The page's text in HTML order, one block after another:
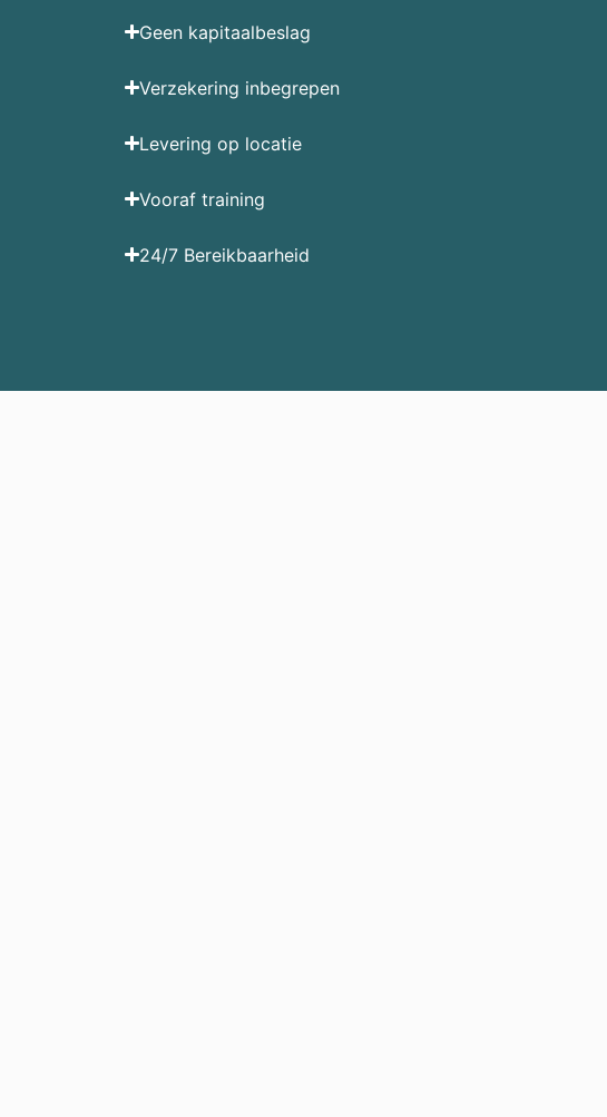
Geen kapitaalbeslag
Verzekering inbegrepen
Levering op locatie
Vooraf training
24/7 Bereikbaarheid